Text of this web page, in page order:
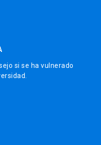
si se ha vulnerado